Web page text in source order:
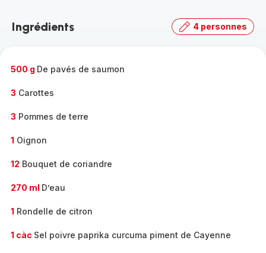
gamme
Ingrédients 4 personnes
500 g De pavés de saumon
3 Carottes
3 Pommes de terre
1 Oignon
12 Bouquet de coriandre
270 ml D’eau
1 Rondelle de citron
1 càc Sel poivre paprika curcuma piment de Cayenne